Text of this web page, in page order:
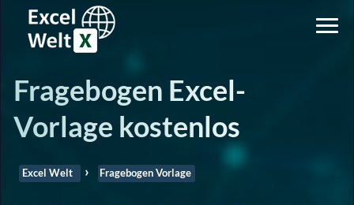
Fragebogen Excel-
Vorlage kostenlos
Excel Welt Fragebogen Vorlage